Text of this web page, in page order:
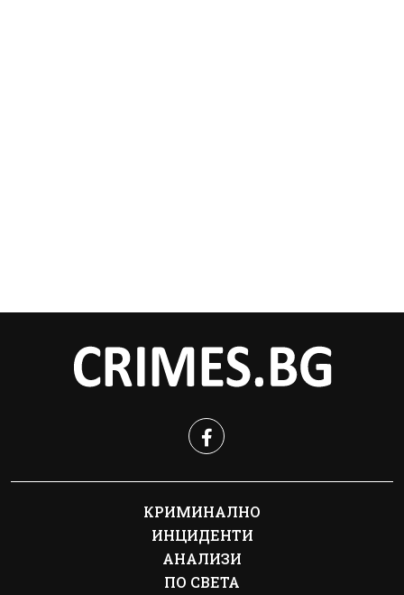
КРИМИНАЛНО
ИНЦИДЕНТИ
АНАЛИЗИ
ПО СВЕТА